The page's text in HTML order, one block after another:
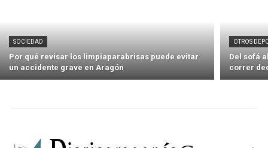
SOCIEDAD
Por qué revisar los limpiaparabrisas puede evitar
un accidente grave en Aragón
OTROS
Del sofá
correr